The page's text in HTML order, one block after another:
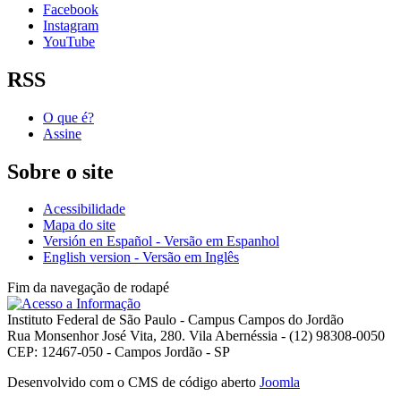
Facebook
Instagram
YouTube
RSS
O que é?
Assine
Sobre o site
Acessibilidade
Mapa do site
Versión en Español - Versão em Espanhol
English version - Versão em Inglês
Fim da navegação de rodapé
Instituto Federal de São Paulo - Campus Campos do Jordão
Rua Monsenhor José Vita, 280. Vila Abernéssia - (12) 98308-0050
CEP: 12467-050 - Campos Jordão - SP
Desenvolvido com o CMS de código aberto Joomla